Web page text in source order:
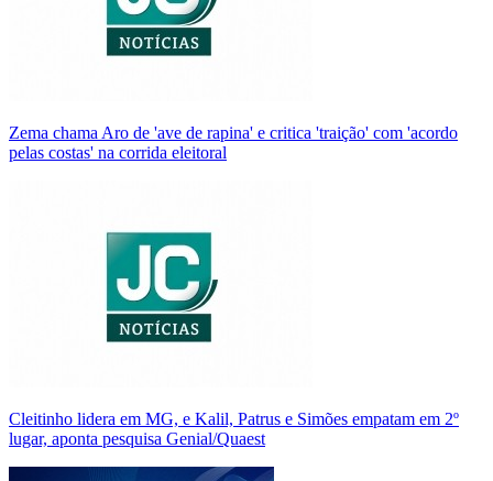
Zema chama Aro de 'ave de rapina' e critica 'traição' com 'acordo
pelas costas' na corrida eleitoral
Cleitinho lidera em MG, e Kalil, Patrus e Simões empatam em 2º
lugar, aponta pesquisa Genial/Quaest